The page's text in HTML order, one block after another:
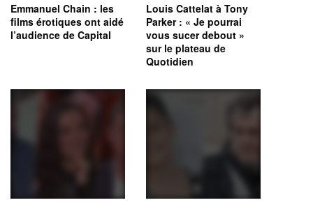
Emmanuel Chain : les
films érotiques ont aidé
l’audience de Capital
Louis Cattelat à Tony
Parker : « Je pourrai
vous sucer debout »
sur le plateau de
Quotidien